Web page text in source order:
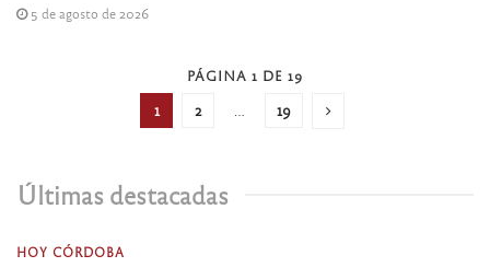
5 de agosto de 2026
PÁGINA 1 DE 19
1 2 19
Últimas destacadas
HOY CÓRDOBA